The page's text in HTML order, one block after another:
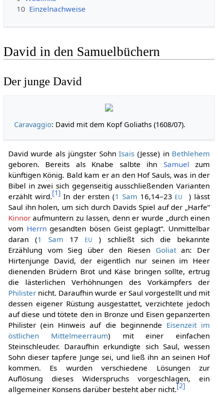
10 Einzelnachweise
David in den Samuelbüchern
Der junge David
Caravaggio: David mit dem Kopf Goliaths (1608/07).
David wurde als jüngster SohnIsais (Jesse) in Bethlehem
geboren. Bereits als Knabe salbte ihn Samuel zum
künftigen König. Bald kam er an den Hof Sauls, was in der
Bibel in zwei sich gegenseitig ausschließenden Varianten
erzählt wird.[1] In der ersten (1 Sam 16,14–23 EU
) lässt
Saul ihn holen, um sich durch Davids Spiel auf der „Harfe“
Kinnoraufmuntern zu lassen, denn er wurde „durch einen
vom Herrngesandten bösen Geist geplagt“. Unmittelbar
daran (1 Sam 17 EU
) schließt sich die bekannte
Erzählung vom Sieg über den Riesen Goliatan: Der
Hirtenjunge David, der eigentlich nur seinen im Heer
dienenden Brüdern Brot und Käse bringen sollte, ertrug
die lästerlichen Verhöhnungen des Vorkämpfers der
Philisternicht. Daraufhin wurde er Saul vorgestellt und mit
dessen eigener Rüstung ausgestattet, verzichtete jedoch
auf diese und tötete den in Bronze und Eisen gepanzerten
Philister (ein Hinweis auf die beginnende Eisenzeit im
östlichen Mittelmeerraum) mit einer einfachen
Steinschleuder. Daraufhin erkundigte sich Saul, wessen
Sohn dieser tapfere Junge sei, und ließ ihn an seinen Hof
kommen. Es wurden verschiedene Lösungen zur
Auflösung dieses Widerspruchs vorgeschlagen, ein
allgemeiner Konsens darüber besteht aber nicht.[2]